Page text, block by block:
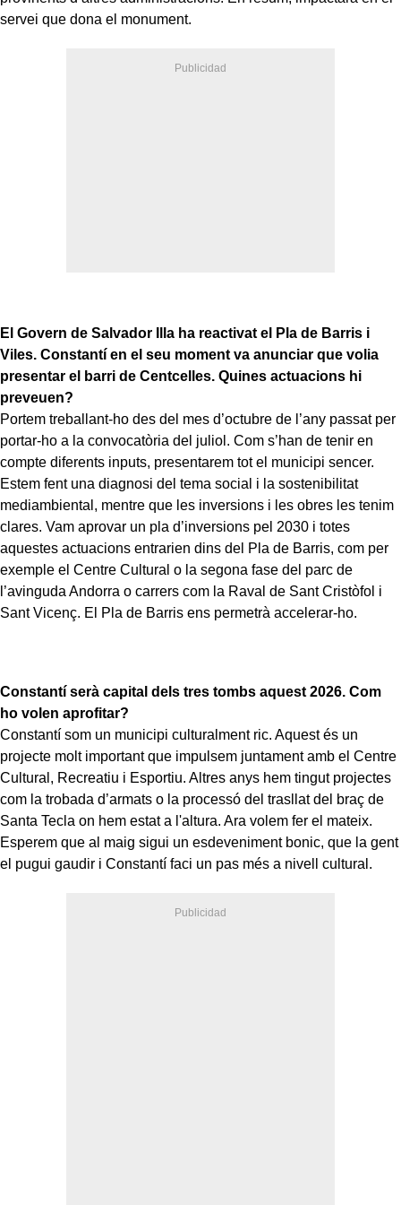
servei que dona el monument.
El Govern de Salvador Illa ha reactivat el Pla de Barris i
Viles. Constantí en el seu moment va anunciar que volia
presentar el barri de Centcelles. Quines actuacions hi
preveuen?
Portem treballant-ho des del mes d’octubre de l’any passat per
portar-ho a la convocatòria del juliol. Com s’han de tenir en
compte diferents inputs, presentarem tot el municipi sencer.
Estem fent una diagnosi del tema social i la sostenibilitat
mediambiental, mentre que les inversions i les obres les tenim
clares. Vam aprovar un pla d’inversions pel 2030 i totes
aquestes actuacions entrarien dins del Pla de Barris, com per
exemple el Centre Cultural o la segona fase del parc de
l’avinguda Andorra o carrers com la Raval de Sant Cristòfol i
Sant Vicenç. El Pla de Barris ens permetrà accelerar-ho.
Constantí serà capital dels tres tombs aquest 2026. Com
ho volen aprofitar?
Constantí som un municipi culturalment ric. Aquest és un
projecte molt important que impulsem juntament amb el Centre
Cultural, Recreatiu i Esportiu. Altres anys hem tingut projectes
com la trobada d’armats o la processó del trasllat del braç de
Santa Tecla on hem estat a l'altura. Ara volem fer el mateix.
Esperem que al maig sigui un esdeveniment bonic, que la gent
el pugui gaudir i Constantí faci un pas més a nivell cultural.